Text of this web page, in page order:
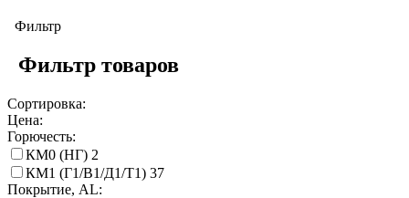
Фильтр
Фильтр товаров
Сортировка:
Цена:
Горючесть:
КМ0 (НГ) 2
КМ1 (Г1/В1/Д1/Т1) 37
Покрытие, AL: